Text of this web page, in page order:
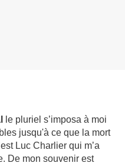
le pluriel s’imposa à moi
jusqu'à ce que la mort
Luc Charlier qui m’a
De mon souvenir est